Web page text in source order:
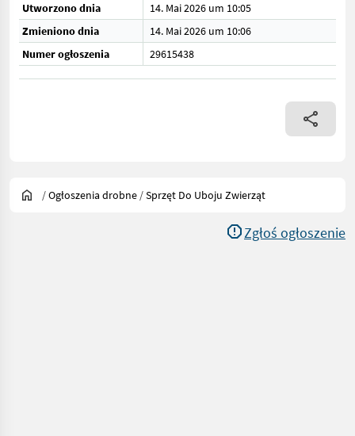
Utworzono dnia
14. Mai 2026 um 10:05
Zmieniono dnia
14. Mai 2026 um 10:06
Numer ogłoszenia
29615438
/Ogłoszenia drobne /Sprzęt Do Uboju Zwierząt
Zgłoś ogłoszenie